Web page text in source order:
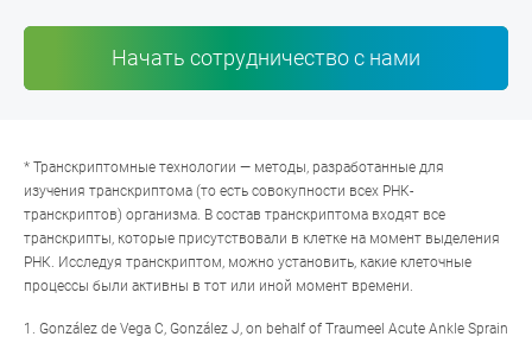
Начать сотрудничество с нами
* Транскриптомные технологии — методы, разработанные для
изучения транскриптома (то есть совокупности всех РНК-
транскриптов) организма. В состав транскриптома входят все
транскрипты, которые присутствовали в клетке на момент выделения
РНК. Исследуя транскриптом, можно установить, какие клеточные
процессы были активны в тот или иной момент времени.
1. González de Vega C, González J, on behalf of Traumeel Acute Ankle Sprain